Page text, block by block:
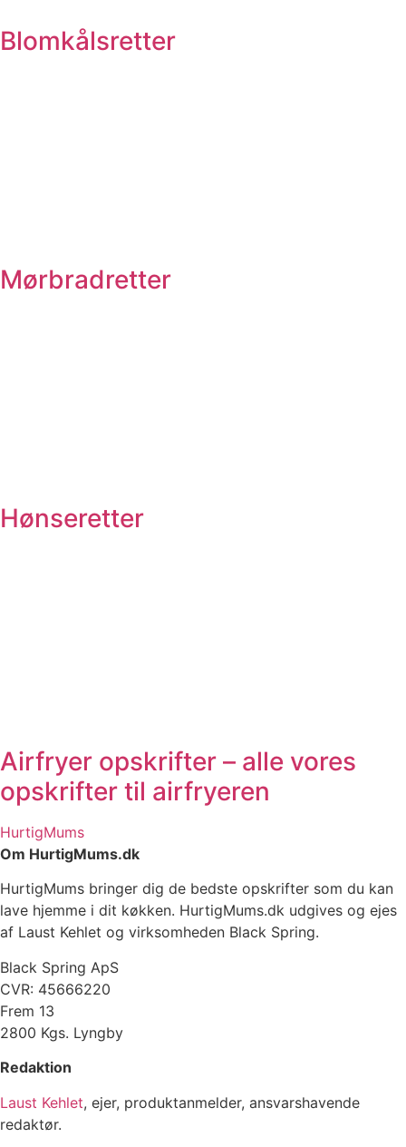
Blomkålsretter
Mørbradretter
Hønseretter
Airfryer opskrifter – alle vores
opskrifter til airfryeren
HurtigMums
Om HurtigMums.dk
HurtigMums bringer dig de bedste opskrifter som du kan
lave hjemme i dit køkken. HurtigMums.dk udgives og ejes
af Laust Kehlet og virksomheden Black Spring.
Black Spring ApS
CVR: 45666220
Frem 13
2800 Kgs. Lyngby
Redaktion
Laust Kehlet, ejer, produktanmelder, ansvarshavende
redaktør.